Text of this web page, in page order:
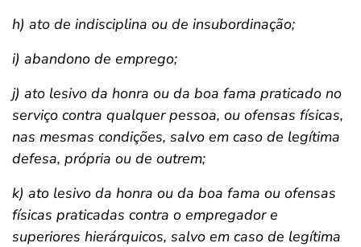
h) ato de indisciplina ou de insubordinação;
i) abandono de emprego;
j) ato lesivo da honra ou da boa fama praticado no
serviço contra qualquer pessoa, ou ofensas físicas,
nas mesmas condições, salvo em caso de legítima
defesa, própria ou de outrem;
k) ato lesivo da honra ou da boa fama ou ofensas
físicas praticadas contra o empregador e
superiores hierárquicos, salvo em caso de legítima